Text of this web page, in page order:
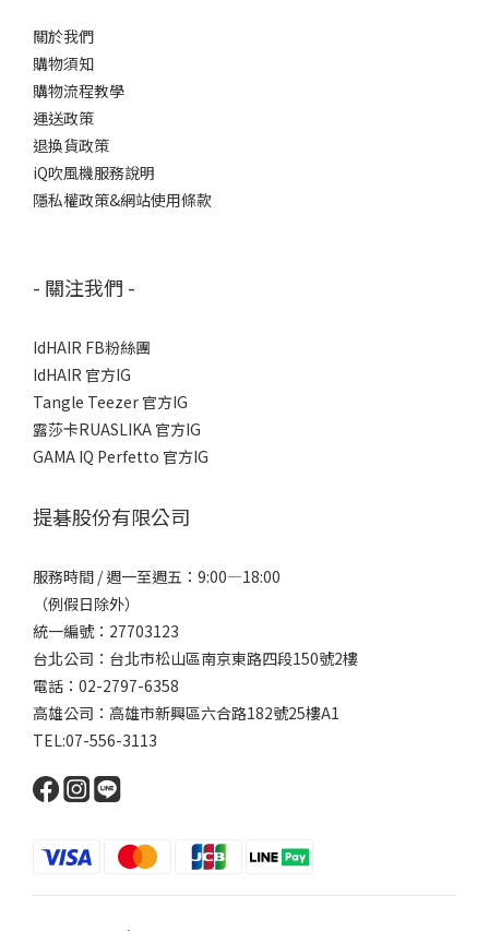
關於我們
購物須知
購物流程教學
運送政策
退換貨政策
iQ吹風機服務說明
隱私權政策&網站使用條款
- 關注我們 -
IdHAIR FB粉絲團
IdHAIR 官方IG
Tangle Teezer 官方IG
露莎卡RUASLIKA 官方IG
GAMA IQ Perfetto 官方IG
提碁股份有限公司
服務時間 / 週一至週五：9:00—18:00
（例假日除外）
統一編號：27703123
台北公司：台北市松山區南京東路四段150號2樓
電話：02-2797-6358
高雄公司：高雄市新興區六合路182號25樓A1
TEL:07-556-3113